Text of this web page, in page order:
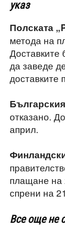
указ
Полската
метода на
да заведе
доставките
отказано.
април.
плащане на
спрени на
Все още не